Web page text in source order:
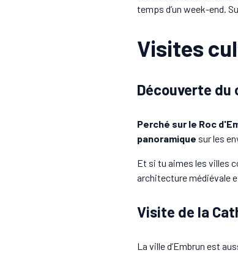
temps d’un week-end.
Visites
Découverte
Perché sur le Roc
panoramique sur les
Et si tu aimes les villes
architecture médiévale
Visite de la
La ville d’Embrun est